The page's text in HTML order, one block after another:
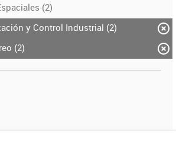
(2)
y Control Industrial (2)
(2)